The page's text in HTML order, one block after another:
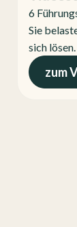
6
Sie
sich lösen.
zum